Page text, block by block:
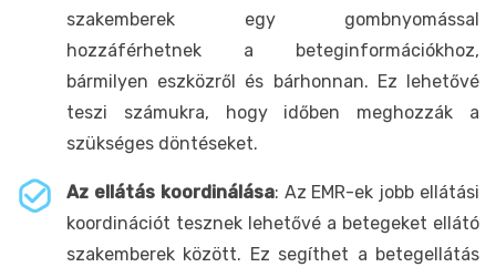
szakemberek egy gombnyomással
hozzáférhetnek a beteginformációkhoz,
bármilyen eszközről és bárhonnan. Ez lehetővé
teszi számukra, hogy időben meghozzák a
szükséges döntéseket.
Az ellátás koordinálása: Az EMR-ek jobb ellátási
koordinációt tesznek lehetővé a betegeket ellátó
szakemberek között. Ez segíthet a betegellátás